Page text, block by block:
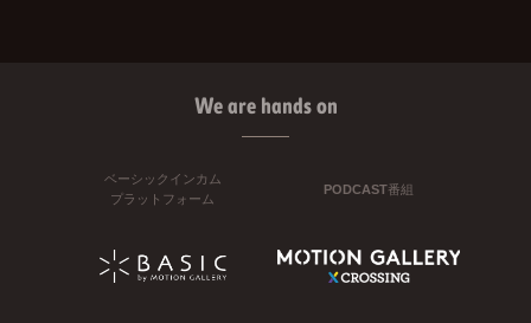
We are hands on
ベーシックインカム
プラットフォーム
PODCAST番組